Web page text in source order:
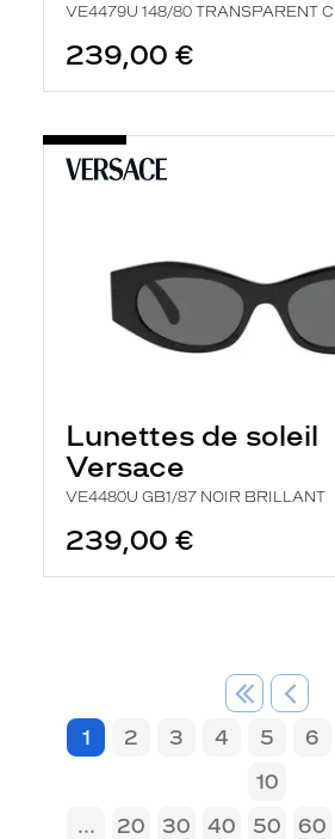
VE4479U 148/80 TRANSPARENT C
239,00 €
Lunettes de soleil
Versace
VE4480U GB1/87 NOIR BRILLANT
239,00 €
1 2 3 4 5 6
10
...
20 30 40 50 60